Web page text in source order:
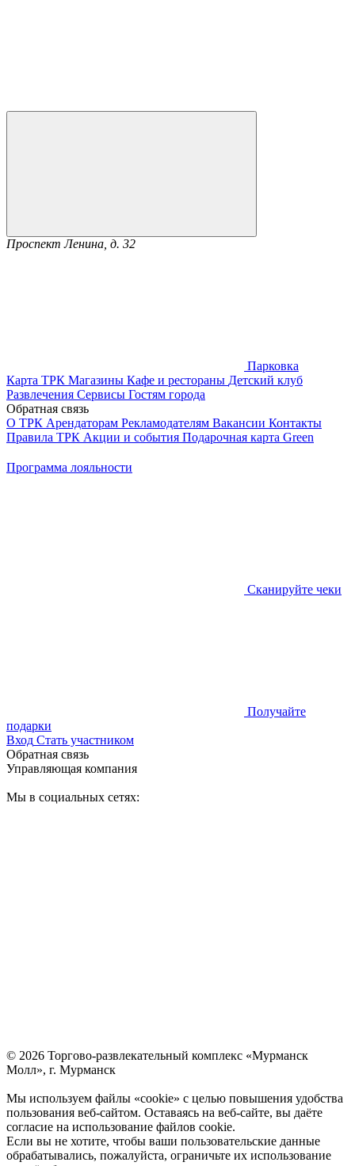
Проспект Ленина, д. 32
Парковка
Карта ТРК Магазины Кафе и рестораны Детский клуб
Развлечения Сервисы Гостям города
Обратная связь
О ТРК Арендаторам Рекламодателям Вакансии Контакты
Правила ТРК Акции и события Подарочная карта Green
Программа лояльности
Сканируйте чеки
Получайте
подарки
Вход Стать участником
Обратная связь
Управляющая компания
Мы в социальных сетях:
© 2026 Торгово-развлекательный комплекс «Мурманск
Молл», г. Мурманск
Мы используем файлы «cookie» с целью повышения удобства
пользования веб-сайтом. Оставаясь на веб-сайте, вы даёте
согласие на использование файлов cookie.
Если вы не хотите, чтобы ваши пользовательские данные
обрабатывались, пожалуйста, ограничьте их использование